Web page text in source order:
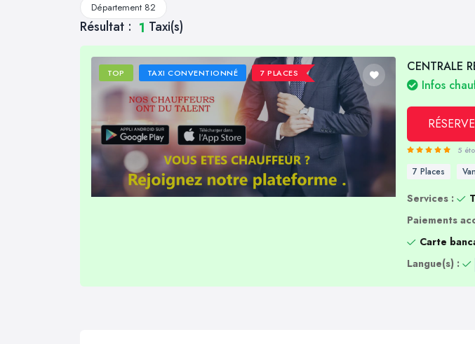
Département 82
Résultat : 1 Taxi(s)
TOP TAXI CONVENTIONNÉ 7 PLACES
CENTRALE
Infos
5
7 Places Van
Services :
Paiements
Carte
Langue(s) :